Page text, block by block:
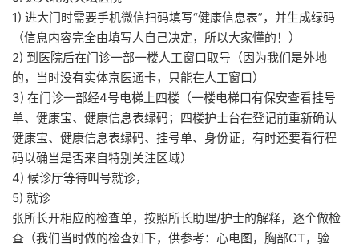
1) 进大门时需要手机微信扫码填写“健康信息表”，并生成绿码
（信息内容完全由填写人自己决定，所以大家懂的！）
2) 到医院后在门诊一部一楼人工窗口取号（因为我们是外地
的，当时没有实体京医通卡，只能在人工窗口）
3) 在门诊一部经4号电梯上四楼（一楼电梯口有保安查看挂号
单、健康宝、健康信息表绿码；四楼护士台在登记前重新确认
健康宝、健康信息表绿码、挂号单、身份证，有时还要看行程
码以确当是否来自特别关注区域）
4) 候诊厅等待叫号就诊，
5) 就诊
张所长开相应的检查单，按照所长助理/护士的解释，逐个做检
查（我们当时做的检查如下，供参考：心电图，胸部CT，验